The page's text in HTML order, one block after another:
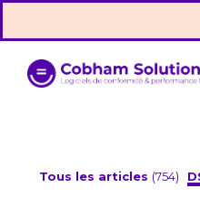
Tous les articles (754)